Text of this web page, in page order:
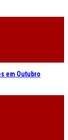
em Outubro